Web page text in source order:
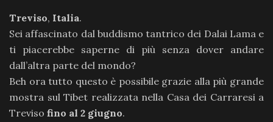
Treviso, Italia.
Sei affascinato dal buddismo tantrico dei Dalai Lama e
ti piacerebbe saperne di più senza dover andare
dall’altra parte del mondo?
Beh ora tutto questo è possibile grazie alla più grande
mostra sul Tibet realizzata nella Casa dei Carraresi a
Treviso fino al 2 giugno.